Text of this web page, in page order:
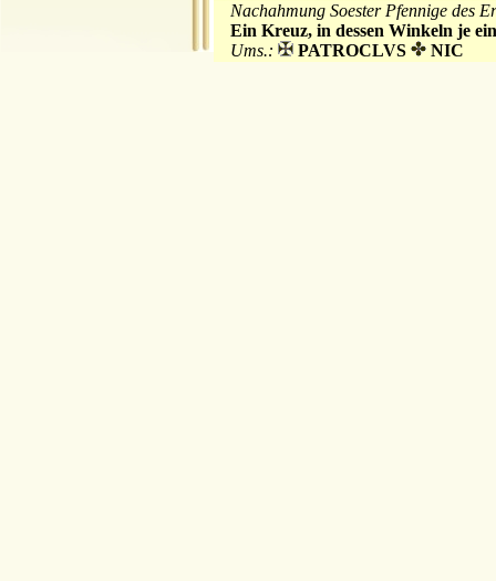
Nachahmung Soester Pfennige des
Ein Kreuz, in dessen Winkeln je
Ums.:
PATROCLVS NIC